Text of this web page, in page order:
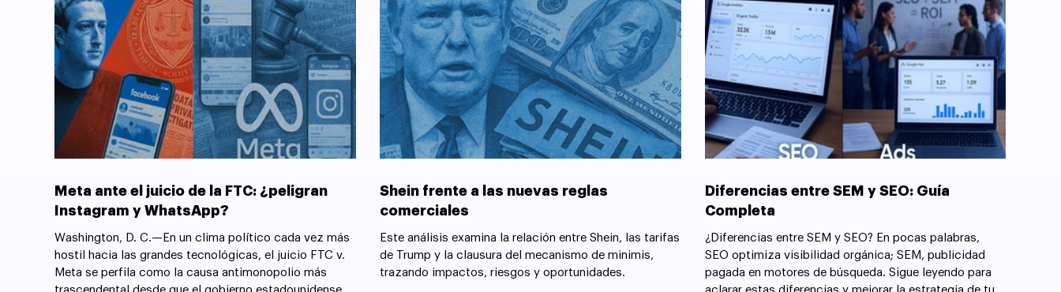
Meta ante el juicio de la FTC: ¿peligran
Instagram y WhatsApp?
Washington, D. C.—En un clima político cada vez más
hostil hacia las grandes tecnológicas, el juicio FTC v.
Meta se perfila como la causa antimonopolio más
Shein frente a las nuevas reglas
comerciales
Este análisis examina la relación entre Shein, las tarifas
de Trump y la clausura del mecanismo de minimis,
trazando impactos, riesgos y oportunidades.
Diferencias entre SEM y SEO: Guía
Completa
¿Diferencias entre SEM y SEO? En pocas palabras,
SEO optimiza visibilidad orgánica; SEM, publicidad
pagada en motores de búsqueda. Sigue leyendo para